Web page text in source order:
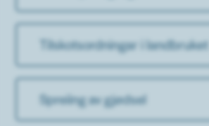
Tilskotsordningar i landbruket
Spreiing av gjødsel